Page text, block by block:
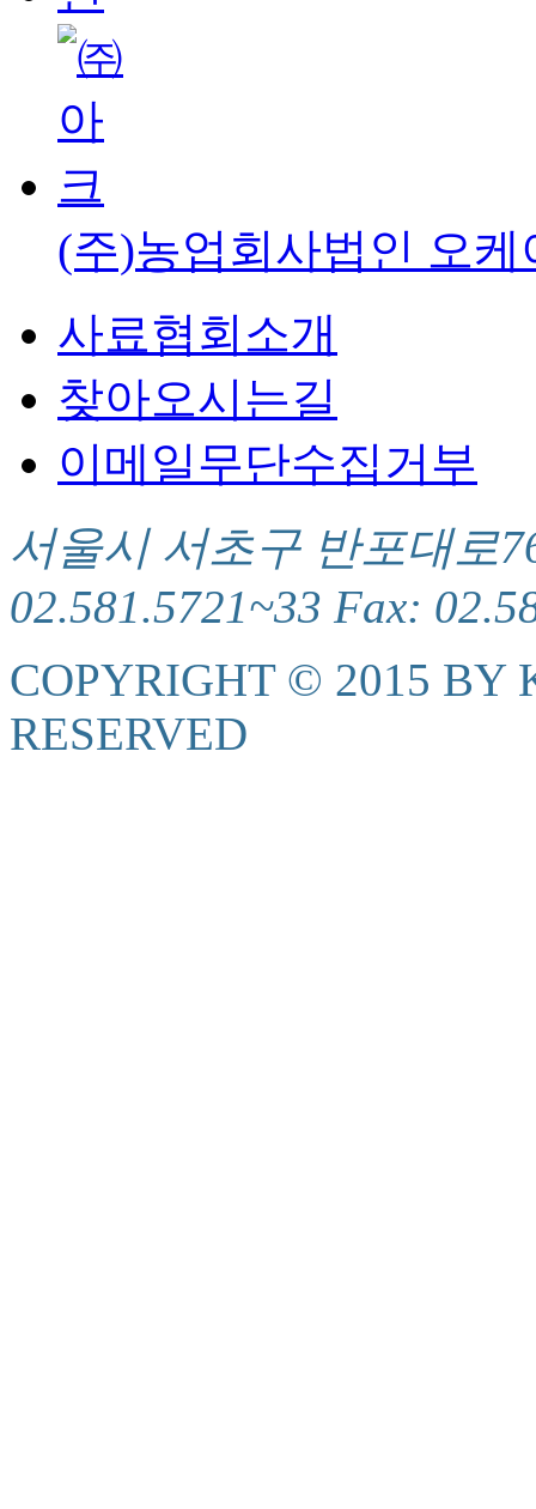
(주)농업회사법인 오케
사료협회소개
찾아오시는길
이메일무단수집거부
서울시 서초구 반포대로
02.581.5721~33 Fax:
COPYRIGHT © 2015 BY
RESERVED